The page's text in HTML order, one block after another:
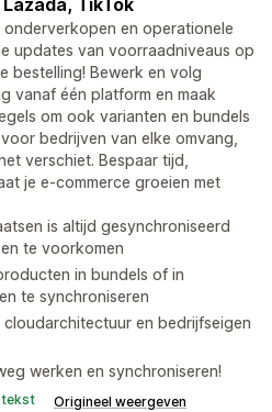
TikTok
onderverkopen en operationele
updates van voorraadniveaus op
bestelling! Bewerk en volg
vanaf één platform en maak
om ook varianten en bundels
bedrijven van elke omvang,
verschiet. Bespaar tijd,
je e-commerce groeien met
is altijd gesynchroniseerd
te voorkomen
in bundels of in
te synchroniseren
en bedrijfseigen
werken en synchroniseren!
tekst Origineel weergeven